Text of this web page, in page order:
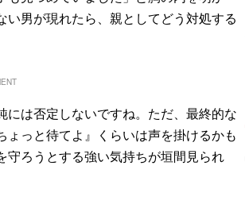
男が現れたら、親としてどう対処する
は否定しないですね。ただ、最終的な
っと待てよ』くらいは声を掛けるかも
守ろうとする強い気持ちが垣間見られ